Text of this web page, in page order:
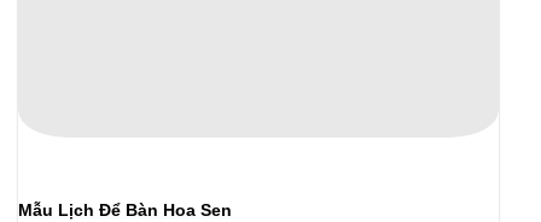
Mẫu Lịch Để Bàn Hoa Sen